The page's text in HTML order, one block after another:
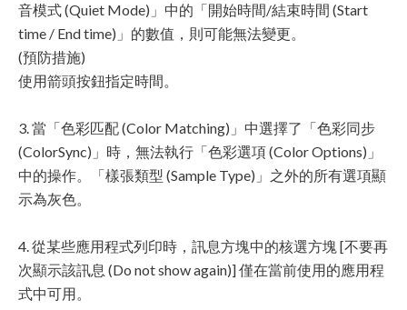
音模式 (Quiet Mode)」中的「開始時間/結束時間 (Start
time / End time)」的數值，則可能無法變更。
(預防措施)
使用箭頭按鈕指定時間。
3. 當「色彩匹配 (Color Matching)」中選擇了「色彩同步
(ColorSync)」時，無法執行「色彩選項 (Color Options)」
中的操作。「樣張類型 (Sample Type)」之外的所有選項顯
示為灰色。
4. 從某些應用程式列印時，訊息方塊中的核選方塊 [不要再
次顯示該訊息 (Do not show again)] 僅在當前使用的應用程
式中可用。